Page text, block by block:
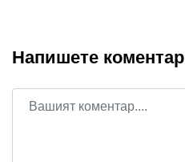
Напишете коментар